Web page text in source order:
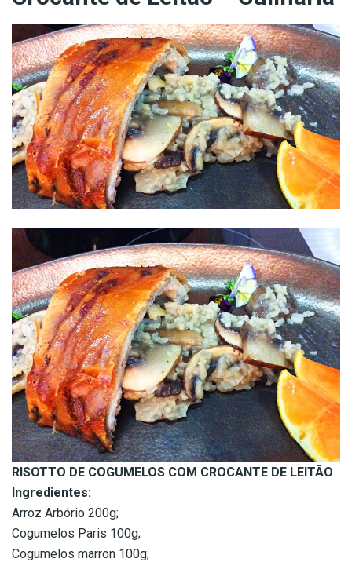
RISOTTO DE COGUMELOS COM CROCANTE DE LEITÃO
Ingredientes:
Arroz Arbório 200g;
Cogumelos Paris 100g;
Cogumelos marron 100g;